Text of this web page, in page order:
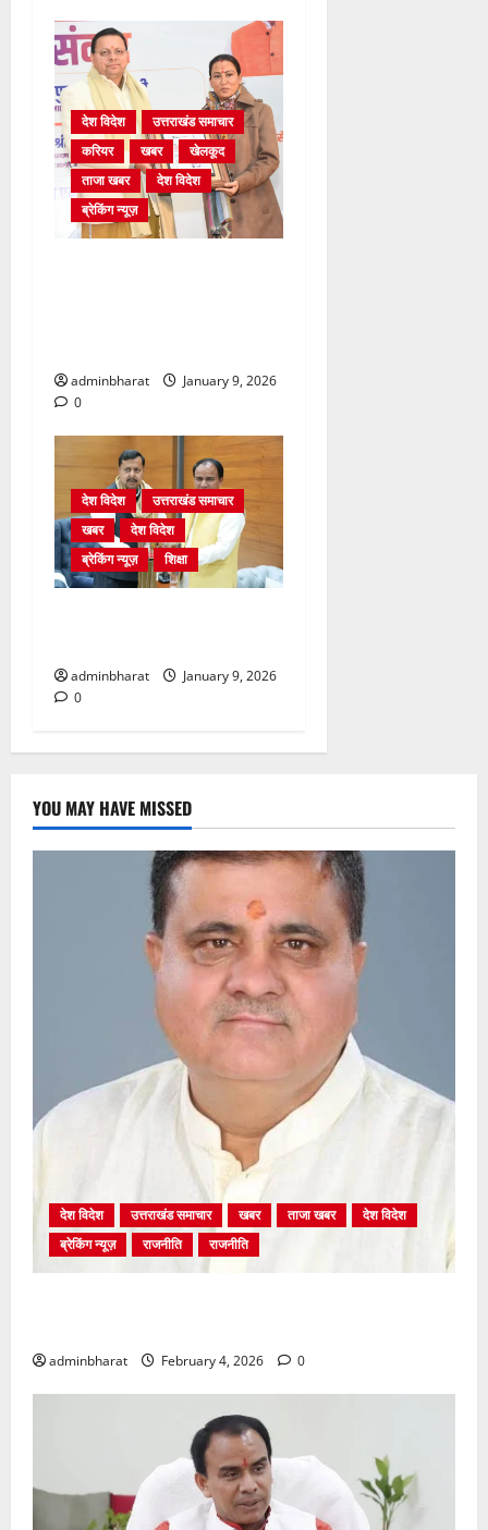
देश विदेश
उत्तराखंड समाचार
करियर
खबर
खेलकूद
ताजा खबर
देश विदेश
ब्रेकिंग न्यूज़
adminbharat
January 9, 2026
0
देश विदेश
उत्तराखंड समाचार
खबर
देश विदेश
ब्रेकिंग न्यूज़
शिक्षा
adminbharat
January 9, 2026
0
YOU MAY HAVE MISSED
देश विदेश उत्तराखंड समाचार खबर ताजा खबर
देश विदेश
ब्रेकिंग न्यूज़
राजनीति राजनीति
adminbharat February 4, 2026 0